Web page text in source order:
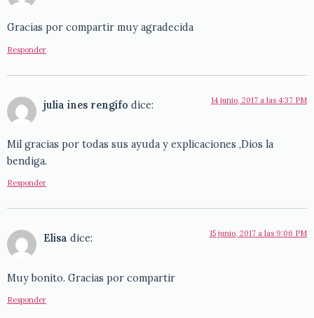
Gracias por compartir muy agradecida
Responder
julia ines rengifo dice: 14 junio, 2017 a las 4:37 PM
Mil gracias por todas sus ayuda y explicaciones ,Dios la
bendiga.
Responder
Elisa dice: 15 junio, 2017 a las 9:06 PM
Muy bonito. Gracias por compartir
Responder